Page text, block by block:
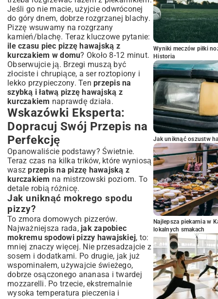
Jeśli go nie macie, użyjcie odwróconej
do góry dnem, dobrze rozgrzanej blachy.
Pizzę wsuwamy na rozgrzany
kamień/blachę. Teraz kluczowe pytanie:
ile czasu piec pizzę hawajską z
kurczakiem w domu? Około 8-12 minut.
Obserwujcie ją. Brzegi muszą być
złociste i chrupiące, a ser roztopiony i
lekko przypieczony. Ten przepis na
szybką i łatwą pizzę hawajską z
kurczakiem naprawdę działa.
Wskazówki Eksperta:
Dopracuj Swój Przepis na
Perfekcję
Opanowaliście podstawy? Świetnie.
Teraz czas na kilka trików, które wyniosą
waszprzepis na pizzę hawajską z
kurczakiem na mistrzowski poziom. To
detale robią różnicę.
Jak uniknąć mokrego spodu
pizzy?
To zmora domowych pizzerów.
Najważniejsza rada, jak zapobiec
mokremu spodowi pizzy hawajskiej, to:
mniej znaczy więcej. Nie przesadzajcie z
sosem i dodatkami. Po drugie, jak już
wspominałem, używajcie świeżego,
dobrze osączonego ananasa i twardej
mozzarelli. Po trzecie, ekstremalnie
wysoka temperatura pieczenia i
Wyniki meczów piłki
Historia
Jak uniknąć oszustw
Najlepsza piekarnia w
lokalnych smakach